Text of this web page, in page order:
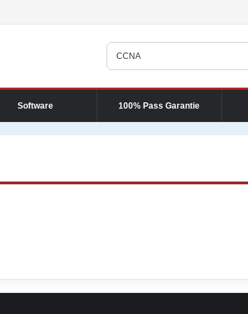
Software 100% Pass Garantie